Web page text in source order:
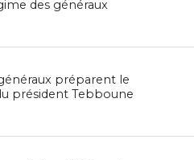
des généraux
préparent le
président Tebboune